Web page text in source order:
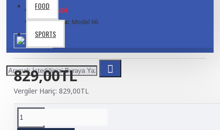
FOOD
SPORTS
829,00TL
Vergiler Hariç: 829,00TL
TÜKENDI
Ürün Kodu: Model 66
ÜRÜN BILGISI